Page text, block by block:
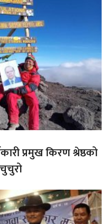
प्रमुख किरण श्रेष्ठको